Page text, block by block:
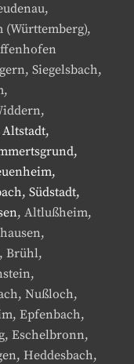
(Württemberg),
Siegelsbach,
Südstadt,
, Altlußheim,
Brühl,
Nußloch,
Epfenbach,
Eschelbronn,
Heddesbach,